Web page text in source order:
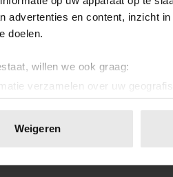
advertenties en content, inzicht
doelen.
willen we ook graag:
verzamelen over uw
identificeren door het
op elk moment wijzigen of
cookies om content en
Weigeren